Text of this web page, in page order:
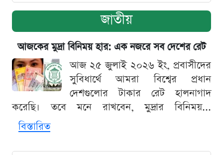
জাতীয়
আজকের মুদ্রা বিনিময় হার: এক নজরে সব দেশের রেট
আজ ২৫ জুলাই ২০২৬ ইং, প্রবাসীদের
সুবিধার্থে আমরা বিশ্বের প্রধান
দেশগুলোর টাকার রেট হালনাগাদ
করেছি। তবে মনে রাখবেন, মুদ্রার বিনিময়...
বিস্তারিত